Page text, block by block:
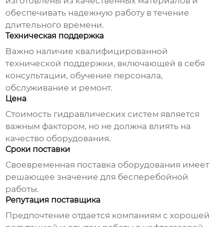
обеспечивать надежную работу в течение
длительного времени.
Техническая поддержка
Важно наличие квалифицированной
технической поддержки, включающей в себя
консультации, обучение персонала,
обслуживание и ремонт.
Цена
Стоимость гидравлических систем является
важным фактором, но не должна влиять на
качество оборудования.
Сроки поставки
Своевременная поставка оборудования имеет
решающее значение для бесперебойной
работы.
Репутация поставщика
Предпочтение отдается компаниям с хорошей